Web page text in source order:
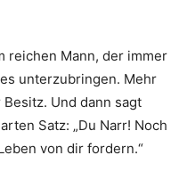
reichen Mann, der immer
unterzubringen. Mehr
Und dann sagt
Satz: „Du Narr! Noch
von dir fordern.“